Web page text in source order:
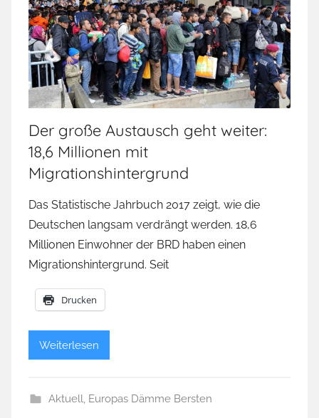
Der große Austausch geht weiter:
18,6 Millionen mit
Migrationshintergrund
Das Statistische Jahrbuch 2017 zeigt, wie die
Deutschen langsam verdrängt werden. 18,6
Millionen Einwohner der BRD haben einen
Migrationshintergrund. Seit
Drucken
Weiterlesen
Aktuell, Europas Dämme Bersten